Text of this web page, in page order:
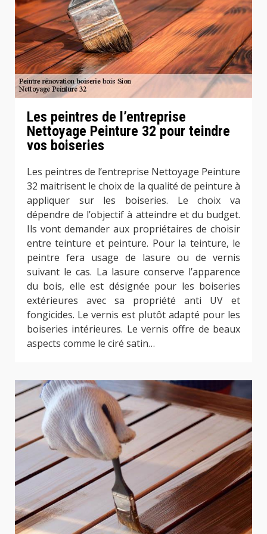
Les peintres de l’entreprise
Nettoyage Peinture 32 pour teindre
vos boiseries
Les peintres de l’entreprise Nettoyage Peinture
32 maitrisent le choix de la qualité de peinture à
appliquer sur les boiseries. Le choix va
dépendre de l’objectif à atteindre et du budget.
Ils vont demander aux propriétaires de choisir
entre teinture et peinture. Pour la teinture, le
peintre fera usage de lasure ou de vernis
suivant le cas. La lasure conserve l’apparence
du bois, elle est désignée pour les boiseries
extérieures avec sa propriété anti UV et
fongicides. Le vernis est plutôt adapté pour les
boiseries intérieures. Le vernis offre de beaux
aspects comme le ciré satin…